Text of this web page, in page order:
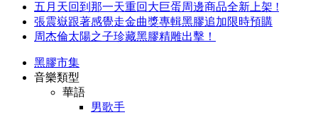
五月天回到那一天重回大巨蛋周邊商品全新上架 !
張震嶽跟著感覺走金曲獎專輯黑膠追加限時預購
周杰倫太陽之子珍藏黑膠精雕出擊！
黑膠市集
音樂類型
華語
男歌手